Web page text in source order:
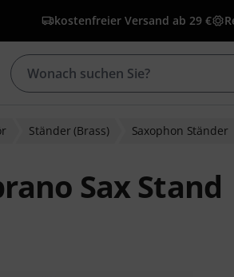
kostenfreier Versand ab 29 €
Ständer (Brass) Saxophon Ständer
Sax Stand